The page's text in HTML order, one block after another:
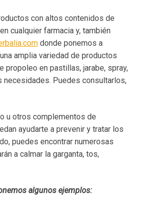
con altos contenidos de
cualquier farmacia y, también
donde ponemos a
amplia variedad de productos
propoleo en pastillas, jarabe, spray,
necesidades. Puedes consultarlos,
u otros complementos de
ayudarte a prevenir y tratar los
puedes encontrar numerosas
a calmar la garganta, tos,
algunos ejemplos: